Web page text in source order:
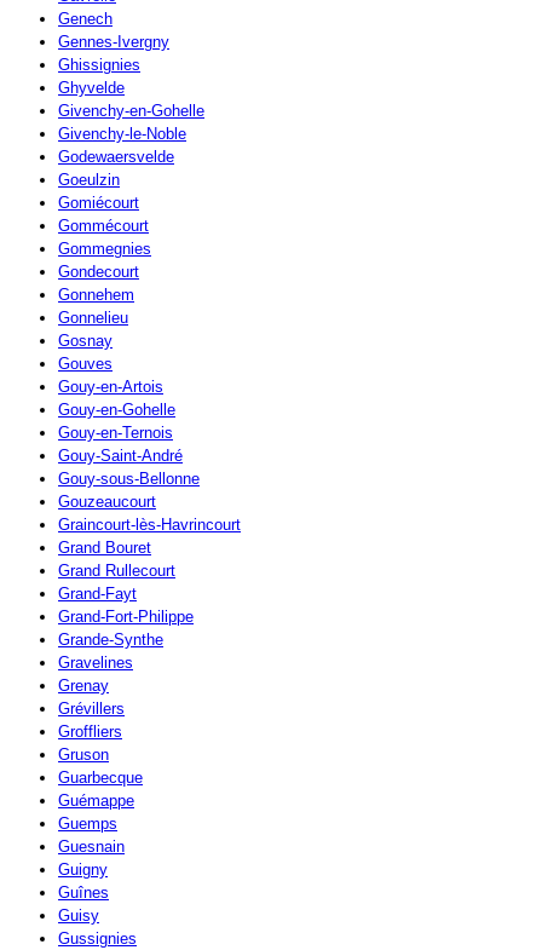
Genech
Gennes-Ivergny
Ghissignies
Ghyvelde
Givenchy-en-Gohelle
Givenchy-le-Noble
Godewaersvelde
Goeulzin
Gomiécourt
Gommécourt
Gommegnies
Gondecourt
Gonnehem
Gonnelieu
Gosnay
Gouves
Gouy-en-Artois
Gouy-en-Gohelle
Gouy-en-Ternois
Gouy-Saint-André
Gouy-sous-Bellonne
Gouzeaucourt
Graincourt-lès-Havrincourt
Grand Bouret
Grand Rullecourt
Grand-Fayt
Grand-Fort-Philippe
Grande-Synthe
Gravelines
Grenay
Grévillers
Groffliers
Gruson
Guarbecque
Guémappe
Guemps
Guesnain
Guigny
Guînes
Guisy
Gussignies